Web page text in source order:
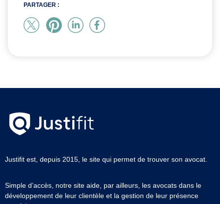
PARTAGER :
Justifit est, depuis 2015, le site qui permet de trouver son avocat.
Simple d’accès, notre site aide, par ailleurs, les avocats dans le
développement de leur clientèle et la gestion de leur présence